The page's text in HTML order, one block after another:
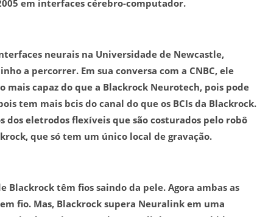
em interfaces cérebro-computador.
neurais na Universidade de Newcastle,
a percorrer. Em sua conversa com a CNBC, ele
capaz do que a Blackrock Neurotech, pois pode
tem mais bcis do canal do que os BCIs da Blackrock.
eletrodos flexíveis que são costurados pelo robô
que só tem um único local de gravação.
têm fios saindo da pele. Agora ambas as
fio. Mas, Blackrock supera Neuralink em uma